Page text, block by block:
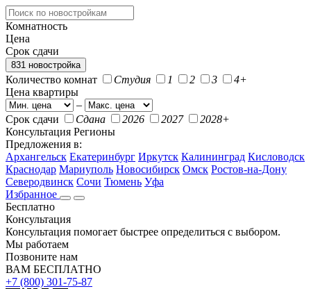
Комнатность
Цена
Срок сдачи
831 новостройка
Количество комнат Студия 1 2 3
4+
Цена квартиры
–
Срок сдачи
Сдана 2026 2027
2028+
Консультация Регионы
Предложения в:
Архангельск Екатеринбург Иркутск Калининград Кисловодск
Краснодар Мариуполь Новосибирск Омск Ростов-на-Дону
Северодвинск Сочи Тюмень Уфа
Избранное
Бесплатно
Консультация
Консультация помогает быстрее определиться с выбором.
Мы работаем
Позвоните нам
ВАМ БЕСПЛАТНО
+7 (800) 301-75-87